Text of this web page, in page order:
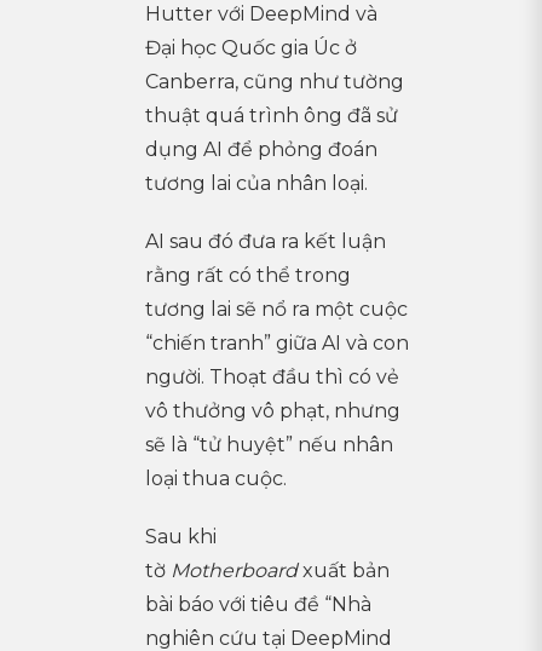
Hutter với DeepMind và
Đại học Quốc gia Úc ở
Canberra, cũng như tường
thuật quá trình ông đã sử
dụng AI để phỏng đoán
tương lai của nhân loại.
AI sau đó đưa ra kết luận
rằng rất có thể trong
tương lai sẽ nổ ra một cuộc
“chiến tranh” giữa AI và con
người. Thoạt đầu thì có vẻ
vô thưởng vô phạt, nhưng
sẽ là “tử huyệt” nếu nhân
loại thua cuộc.
Sau khi
tờ Motherboardxuất bản
bài báo với tiêu đề “Nhà
nghiên cứu tại DeepMind